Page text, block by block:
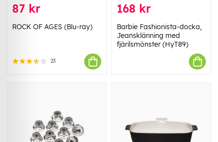
87 kr
ROCK OF AGES (Blu-ray)
23
168 kr
Barbie Fashionista-docka,
Jeansklänning med
fjärilsmönster (HyT89)